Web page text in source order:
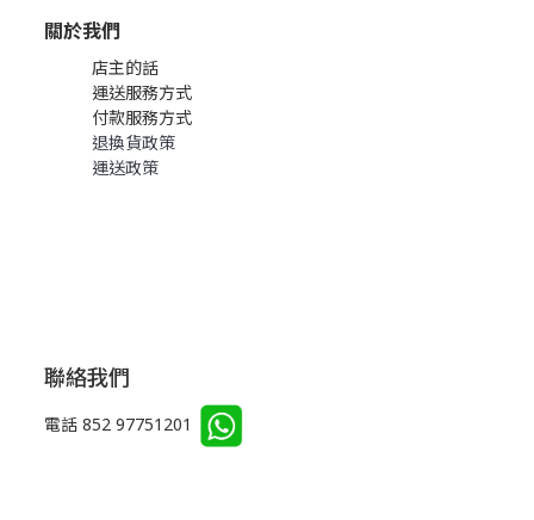
關於我們
店主的話
運送服務方式
付款服務方式
退換貨政策
運送政策
聯絡我們
電話 852 97751201